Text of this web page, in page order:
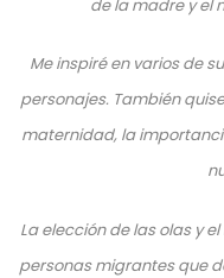
de la madre y el
Me inspiré en varios de
personajes. También
maternidad, la
La elección de las olas y
personas migrantes que